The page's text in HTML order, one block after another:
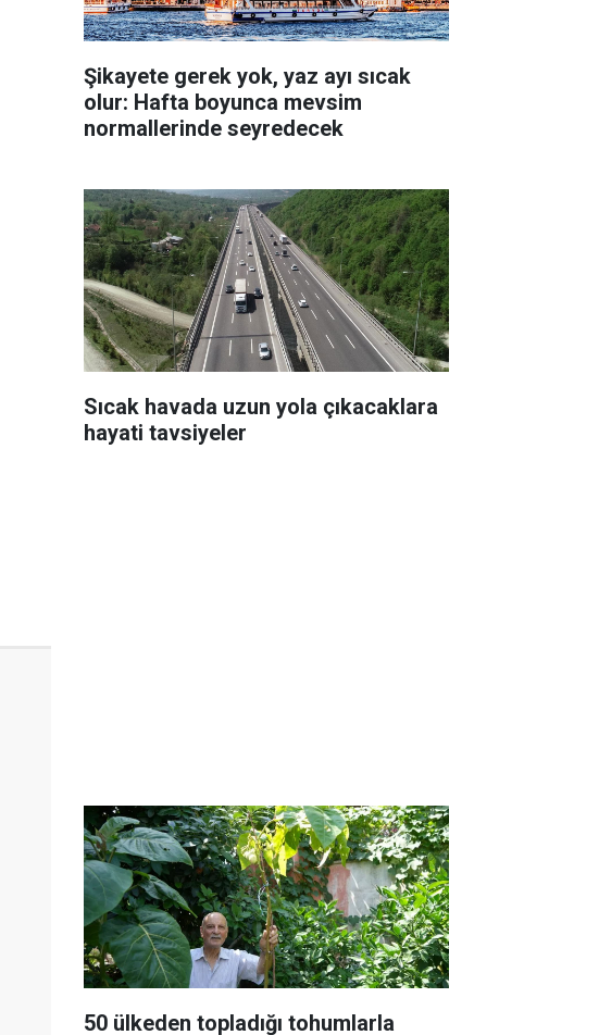
Şikayete gerek yok, yaz ayı sıcak
olur: Hafta boyunca mevsim
normallerinde seyredecek
Sıcak havada uzun yola çıkacaklara
hayati tavsiyeler
50 ülkeden topladığı tohumlarla